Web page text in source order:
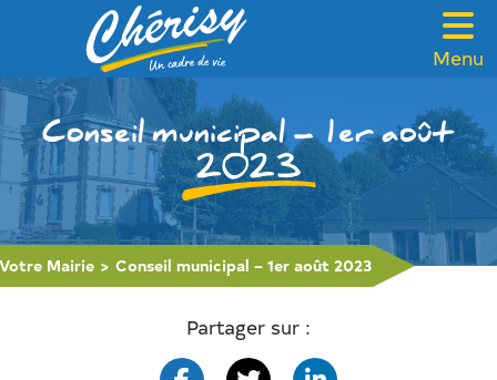
Menu
VOTRE MAIRIE
CADRE DE VIE
FAMILLE & SOLIDARITÉ
LOISIRS & TOURISME
CONTACT
Conseil municipal – 1er août
2023
Votre Mairie > Conseil municipal – 1er août 2023
Partager sur :